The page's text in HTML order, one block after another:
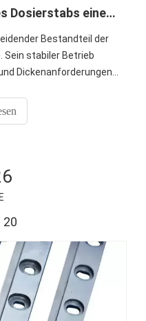
Wie sich die Struktur des Dosierstabs einer Beschichtungsmaschine auf die Beschichtungsqualität auswirkt
Bestandteil der
Sein stabiler Betrieb
Dickenanforderungen
das für Ihr Projekt am
und es warten
20